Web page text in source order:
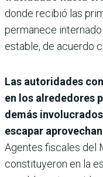
donde recibió las
permanece
estable, de acuerdo
Las autoridades
en los alrededores
demás
escapar
Agentes fiscales del
constituyeron en la